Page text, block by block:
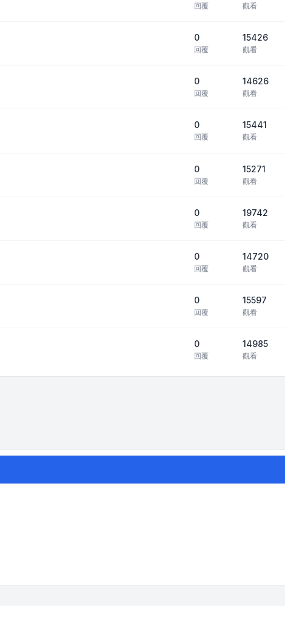
回覆 觀看
0
回覆
15426
觀看
0
回覆
14626
觀看
0
回覆
15441
觀看
0
回覆
15271
觀看
0
回覆
19742
觀看
0
回覆
14720
觀看
0
回覆
15597
觀看
0
回覆
14985
觀看